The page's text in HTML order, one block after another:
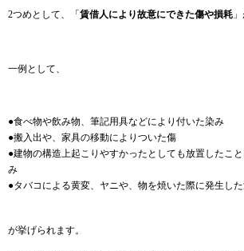
2つめとして、「 賃借人により故意にできた傷や損耗
一例として、
●食べ物や飲み物、筆記用具などにより付いた染み
●搬入出や、家具の移動によりついた傷
●建物の構造上起こりやすかったとしても放置したこ
み
●タバコによる黄変、ヤニや、物を焼いた際に発生し
が挙げられます。